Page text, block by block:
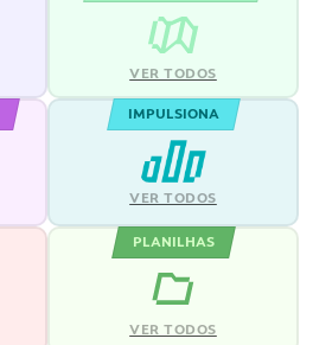
VER TODOS
IMPULSIONA
VER TODOS
PLANILHAS
VER TODOS